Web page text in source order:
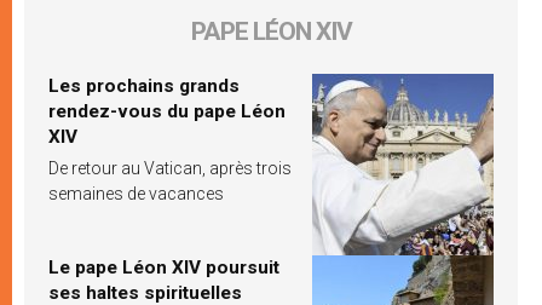
PAPE LÉON XIV
Les prochains grands
rendez-vous du pape Léon
XIV
De retour au Vatican, après trois
semaines de vacances
Le pape Léon XIV poursuit
ses haltes spirituelles